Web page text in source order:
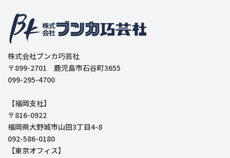
株式会社ブンカ巧芸社
〒899-2701 鹿児島市石谷町3655
099-295-4700
【福岡支社】
〒816-0922
福岡県大野城市山田3丁目4-8
092-586-0180
【東京オフィス】